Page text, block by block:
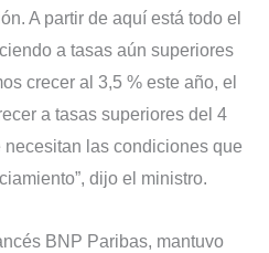
A partir de aquí está todo el
a tasas aún superiores
crecer al 3,5 % este año, el
a tasas superiores del 4
las condiciones que
dijo el ministro.
BNP Paribas, mantuvo